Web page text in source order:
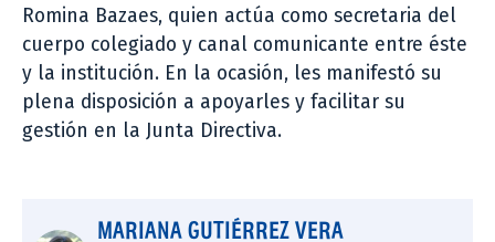
Romina Bazaes, quien actúa como secretaria del
cuerpo colegiado y canal comunicante entre éste
y la institución. En la ocasión, les manifestó su
plena disposición a apoyarles y facilitar su
gestión en la Junta Directiva.
MARIANA GUTIÉRREZ VERA